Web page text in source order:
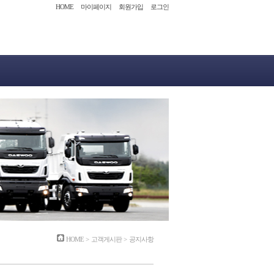
HOME 마이페이지 회원가입 로그인
HOME > 고객게시판> 공지사항